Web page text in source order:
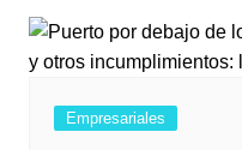
Empresariales